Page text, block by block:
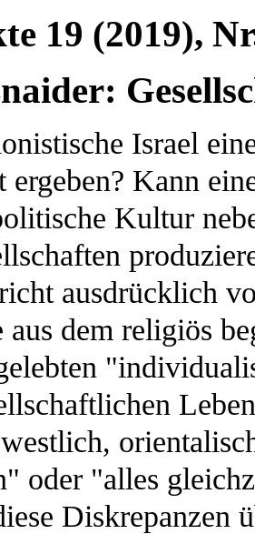
19 (2019),
Israel
ergeben? Kann
Kultur
ausdrücklich
aus dem religiös
oder "alles
Diskrepanzen